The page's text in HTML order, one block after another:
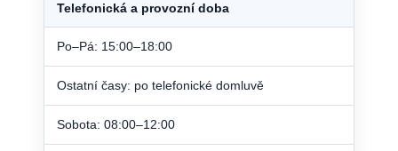
Telefonická a provozní doba
Po–Pá: 15:00–18:00
Ostatní časy: po telefonické domluvě
Sobota: 08:00–12:00